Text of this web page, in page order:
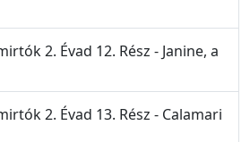
2. Évad 12. Rész - Janine, a
2. Évad 13. Rész - Calamari